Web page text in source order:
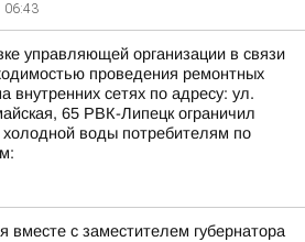
06:43
управляющей организации в связи
проведения ремонтных
внутренних сетях по адресу: ул.
65 РВК-Липецк ограничил
холодной воды потребителям по
вместе с заместителем губернатора